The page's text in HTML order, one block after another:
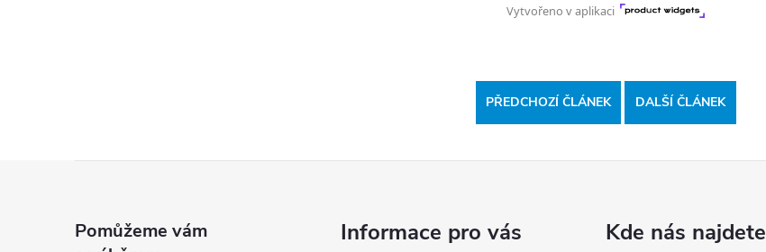
PŘEDCHOZÍ ČLÁNEK DALŠÍ ČLÁNEK
Informace pro vás Kde nás najdete